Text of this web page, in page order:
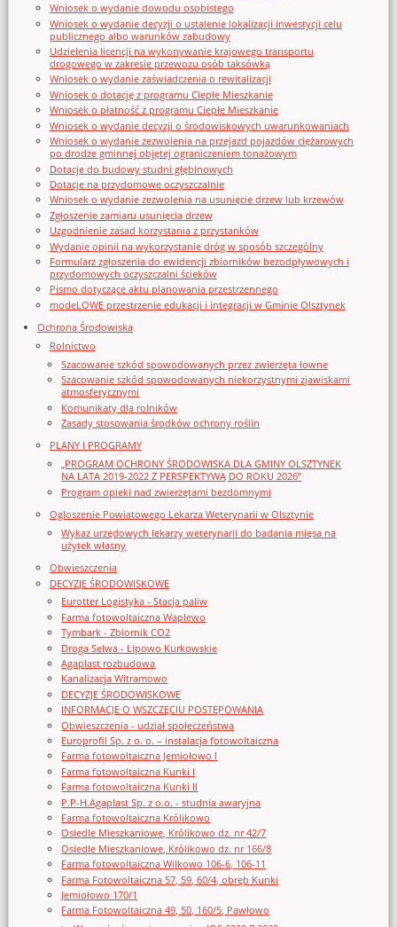
Wniosek o wydanie dowodu osobistego
Wniosek o wydanie decyzji o ustalenie lokalizacji inwestycji celu
publicznego albo warunków zabudowy
Udzielenia licencji na wykonywanie krajowego transportu
drogowego w zakresie przewozu osób taksówką
Wniosek o wydanie zaświadczenia o rewitalizacji
Wniosek o dotację z programu Ciepłe Mieszkanie
Wniosek o płatność z programu Ciepłe Mieszkanie
Wniosek o wydanie decyzji o środowiskowych uwarunkowaniach
Wniosek o wydanie zezwolenia na przejazd pojazdów ciężarowych
po drodze gminnej objętej ograniczeniem tonażowym
Dotacje do budowy studni głębinowych
Dotacje na przydomowe oczyszczalnie
Wniosek o wydanie zezwolenia na usunięcie drzew lub krzewów
Zgłoszenie zamiaru usunięcia drzew
Uzgodnienie zasad korzystania z przystanków
Wydanie opinii na wykorzystanie dróg w sposób szczególny
Formularz zgłoszenia do ewidencji zbiorników bezodpływowych i
przydomowych oczyszczalni ścieków
Pismo dotyczące aktu planowania przestrzennego
modeLOWE przestrzenie edukacji i integracji w Gminie Olsztynek
Ochrona Środowiska
Rolnictwo
Szacowanie szkód spowodowanych przez zwierzęta łowne
Szacowanie szkód spowodowanych niekorzystnymi zjawiskami
atmosferycznymi
Komunikaty dla rolników
Zasady stosowania środków ochrony roślin
PLANY I PROGRAMY
„PROGRAM OCHRONY ŚRODOWISKA DLA GMINY OLSZTYNEK
NA LATA 2019-2022 Z PERSPEKTYWĄ DO ROKU 2026”
Program opieki nad zwierzętami bezdomnymi
Ogloszenie Powiatowego Lekarza Weterynarii w Olsztynie
Wykaz urzędowych lekarzy weterynarii do badania mięsa na
użytek własny
Obwieszczenia
DECYZJE ŚRODOWISKOWE
Eurotter Logistyka - Stacja paliw
Farma fotowoltaiczna Waplewo
Tymbark - Zbiornik CO2
Droga Selwa - Lipowo Kurkowskie
Agaplast rozbudowa
Kanalizacja Witramowo
DECYZJE ŚRODOWISKOWE
INFORMACJE O WSZCZĘCIU POSTĘPOWANIA
Obwieszczenia - udział społeczeństwa
Europrofil Sp. z o. o. – instalacja fotowoltaiczna
Farma fotowoltaiczna Jemiołowo I
Farma fotowoltaiczna Kunki I
Farma fotowoltaiczna Kunki II
P.P-H.Agaplast Sp. z o.o. - studnia awaryjna
Farma fotowoltaiczna Królikowo
Osiedle Mieszkaniowe, Królikowo dz. nr 42/7
Osiedle Mieszkaniowe, Królikowo dz. nr 166/8
Farma fotowoltaiczna Wilkowo 106-6, 106-11
Farma Fotowoltaiczna 57, 59, 60/4, obręb Kunki
Jemiołowo 170/1
Farma Fotowoltaiczna 49, 50, 160/5, Pawłowo